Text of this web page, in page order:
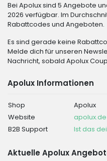
Bei Apolux sind 5 Angebote
2026 verfügbar. Im
Rabattcodes und Angeboten.
Es sind gerade keine
Melde dich für unseren
Nachricht, sobald Apolux
Apolux Informationen
Shop
Apolux
Website
apolux.de
B2B Support
Ist das
Aktuelle Apolux